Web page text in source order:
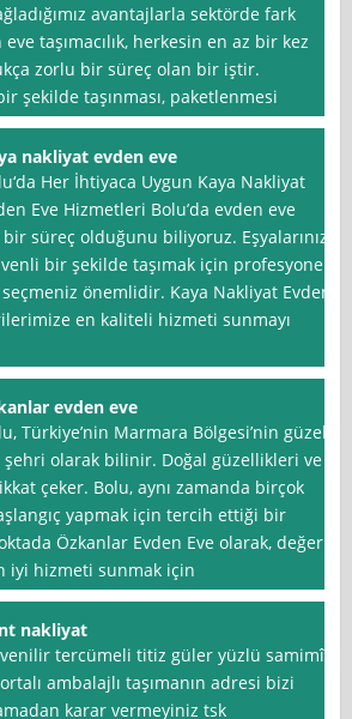
avantajlarla sektörde fark
taşımacılık, herkesin en az bir kez
zorlu bir süreç olan bir iştir.
şekilde taşınması, paketlenmesi
nakliyat evden eve
Her İhtiyaca Uygun Kaya Nakliyat
Eve Hizmetleri Bolu’da evden eve
süreç olduğunu biliyoruz. Eşyalarınızı
bir şekilde taşımak için profesyonel
önemlidir. Kaya Nakliyat Evden
en kaliteli hizmeti sunmayı
evden eve
Türkiye’nin Marmara Bölgesi’nin güzel
şehri olarak bilinir. Doğal güzellikleri ve
çeker. Bolu, aynı zamanda birçok
yapmak için tercih ettiği bir
Özkanlar Evden Eve olarak, değerli
iyi hizmeti sunmak için
nakliyat
tercümeli titiz güler yüzlü samimî
ambalajlı taşımanın adresi bizi
karar vermeyiniz tsk